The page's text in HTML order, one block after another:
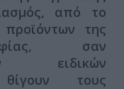
από το
της
σαν
ειδικών
τους